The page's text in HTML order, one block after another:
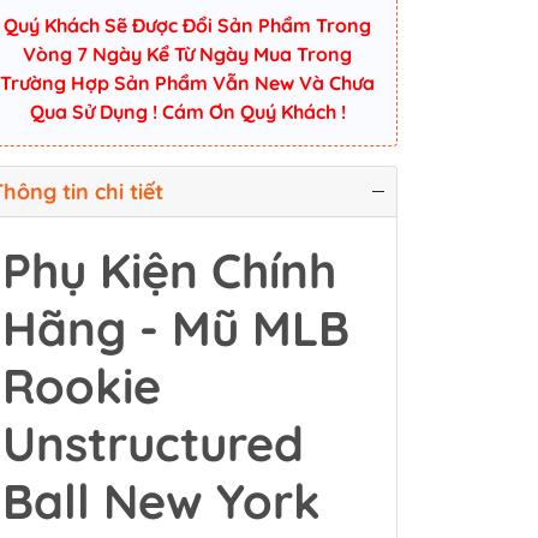
Quý Khách Sẽ Được Đổi Sản Phẩm Trong
Vòng 7 Ngày Kể Từ Ngày Mua Trong
Trường Hợp Sản Phẩm Vẫn New Và Chưa
Qua Sử Dụng ! Cám Ơn Quý Khách !
tin chi tiết
Phụ Kiện Chính
Hãng - Mũ MLB
Rookie
Unstructured
Ball New York